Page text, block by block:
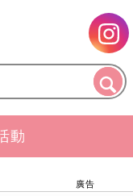
動
廣告